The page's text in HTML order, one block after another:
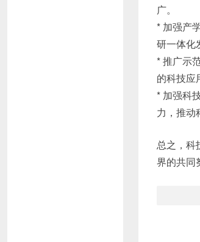
广。
* 加强产
研一体化
* 推广示
的科技应
* 加强科
力，推动
总之，科
界的共同